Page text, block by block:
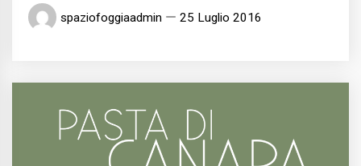
spaziofoggiaadmin 25 Luglio 2016